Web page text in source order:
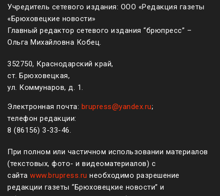
Учредитель сетевого издания: ООО «Редакция газеты
«Брюховецкие новости»
Главный редактор сетевого издания “брюпресс” –
Ольга Михайловна Кобец.
352750, Краснодарский край,
ст. Брюховецкая,
ул. Коммунаров, д. 1.
Электронная почта: brupress@yandex.ru;
телефон редакции:
8 (861 56) 3-33-46.
При полном или частичном использовании материалов
(текстовых, фото- и видеоматериалов) с
сайта www.brupress.ru необходимо разрешение
редакции газеты “Брюховецкие новости” и